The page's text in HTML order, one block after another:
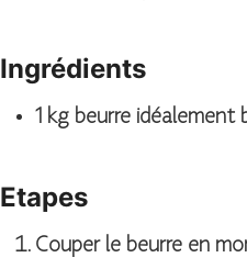
Ingrédients
1 kg beurre idéalement
Etapes
Couper le beurre en